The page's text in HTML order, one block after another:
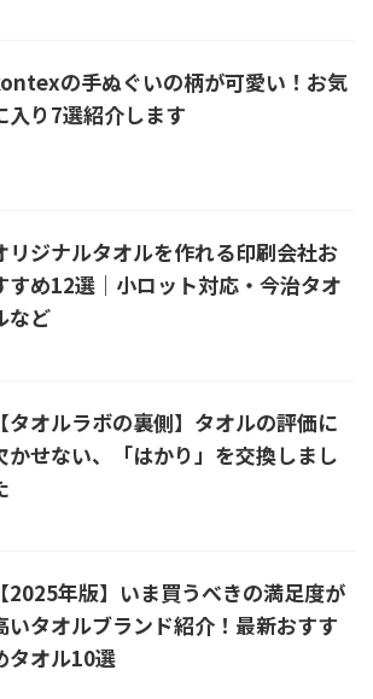
の手ぬぐいの柄が可愛い！お気
入り7選紹介します
リジナルタオルを作れる印刷会社お
すめ12選｜小ロット対応・今治タオ
など
【タオルラボの裏側】タオルの評価に
かせない、「はかり」を交換しまし
【2025年版】いま買うべきの満足度が
いタオルブランド紹介！最新おすす
タオル10選